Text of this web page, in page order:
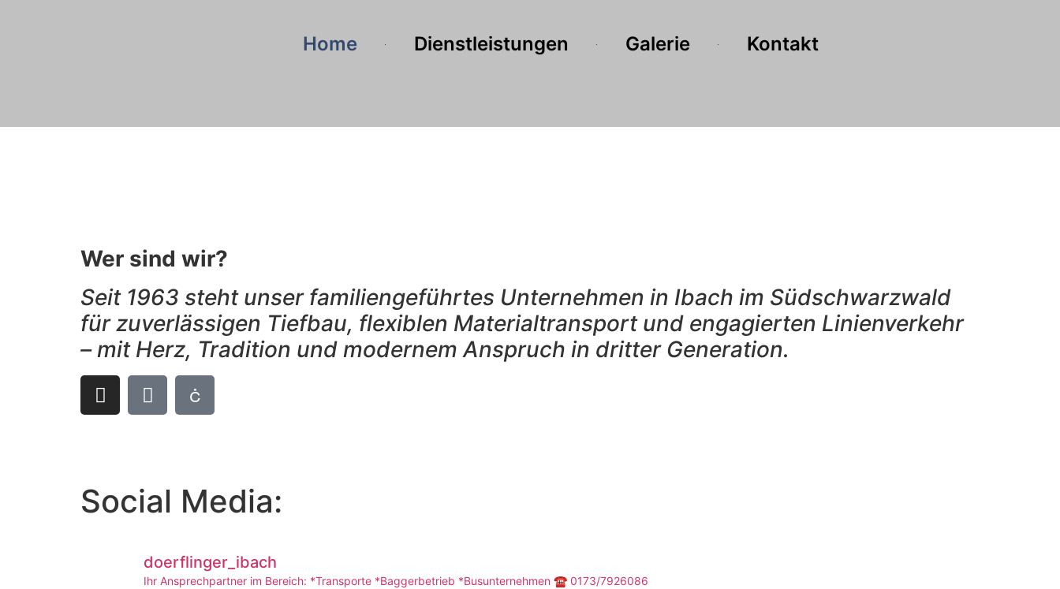
Home Dienstleistungen Galerie Kontakt
Wer sind wir?
Seit 1963 steht unser familiengeführtes Unternehmen in Ibach im Südschwarzwald
für zuverlässigen Tiefbau, flexiblen Materialtransport und engagierten Linienverkehr
– mit Herz, Tradition und modernem Anspruch in dritter Generation.
Social Media:
doerflinger_ibach
Ihr Ansprechpartner im Bereich: *Transporte *Baggerbetrieb *Busunternehmen ☎️ 0173/7926086